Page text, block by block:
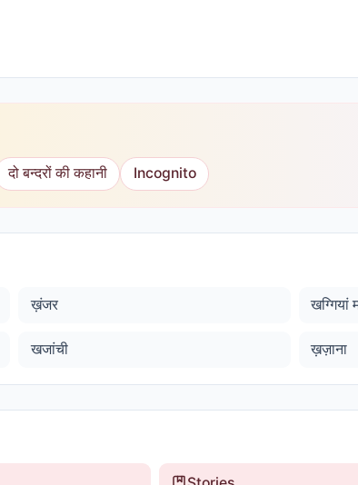
दो बन्दरों की कहानी Incognito
ख़ंजर खग्गियां
खजांची ख़ज़ाना